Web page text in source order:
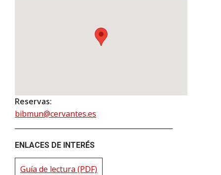
Reservas:
bibmun@cervantes.es
ENLACES DE INTERÉS
Guía de lectura (PDF)